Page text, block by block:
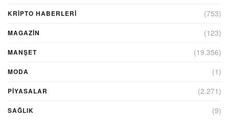
KRIPTO HABERLERI (753)
MAGAZİN (123)
MANŞET (19.356)
MODA (1)
PİYASALAR (2.271)
SAĞLIK (9)